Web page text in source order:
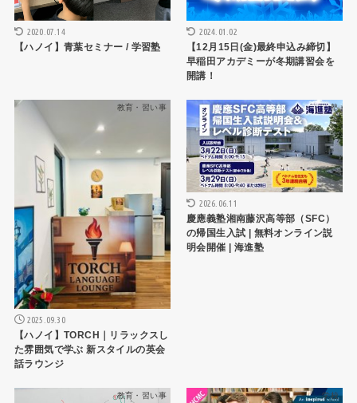
2020.07.14
【ハノイ】青葉セミナー / 学習塾
2024.01.02
【12月15日(金)最終申込み締切】
早稲田アカデミーが冬期講習会を
開講！
教育・習い事
2025.09.30
【ハノイ】TORCH｜リラックスし
た雰囲気で学ぶ 新スタイルの英会
話ラウンジ
塾
2026.06.11
慶應義塾湘南藤沢高等部（SFC）
の帰国生入試 | 無料オンライン説
明会開催 | 海進塾
教育・習い事 学校